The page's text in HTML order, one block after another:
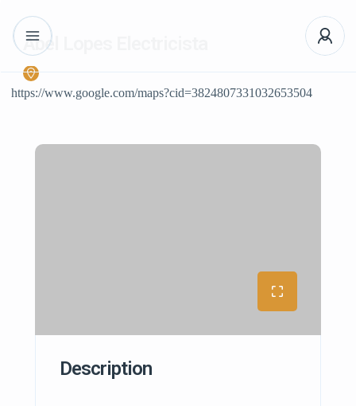
Abel Lopes Electricista
https://www.google.com/maps?cid=3824807331032653504
Description